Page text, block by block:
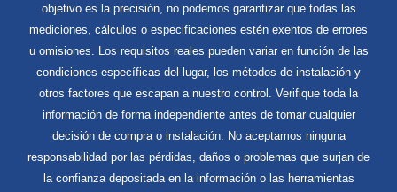
objetivo es la precisión, no podemos garantizar que todas las
mediciones, cálculos o especificaciones estén exentos de errores
u omisiones. Los requisitos reales pueden variar en función de las
condiciones específicas del lugar, los métodos de instalación y
otros factores que escapan a nuestro control. Verifique toda la
información de forma independiente antes de tomar cualquier
decisión de compra o instalación. No aceptamos ninguna
responsabilidad por las pérdidas, daños o problemas que surjan de
la confianza depositada en la información o las herramientas